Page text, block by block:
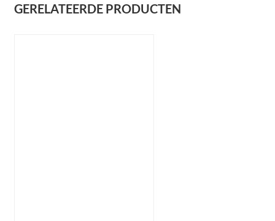
GERELATEERDE PRODUCTEN